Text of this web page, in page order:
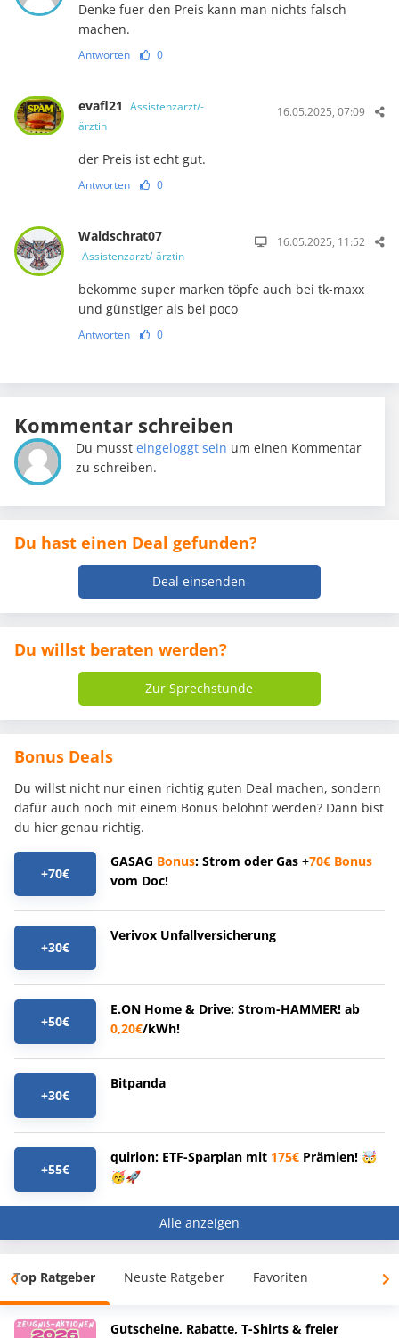
Denke fuer den Preis kann man nichts falsch
machen.
Antworten 0
evafl21 Assistenzarzt/-
ärztin
16.05.2025, 07:09
der Preis ist echt gut.
Antworten 0
Waldschrat07
Assistenzarzt/-ärztin
16.05.2025, 11:52
bekomme super marken töpfe auch bei tk-maxx
und günstiger als bei poco
Antworten 0
Kommentar schreiben
Du mussteingeloggt sein um einen Kommentar
zu schreiben.
Du hast einen Deal gefunden?
Deal einsenden
Du willst beraten werden?
Zur Sprechstunde
Bonus Deals
Du willst nicht nur einen richtig guten Deal machen, sondern
dafür auch noch mit einem Bonus belohnt werden? Dann bist
du hier genau richtig.
+70€
GASAG Bonus: Strom oder Gas +70€ Bonus
vom Doc!
+30€
Verivox Unfallversicherung
+50€
E.ON Home & Drive: Strom-HAMMER! ab
0,20€/kWh!
+30€
Bitpanda
+55€
quirion: ETF-Sparplan mit 175€ Prämien! 🤯
🥳🚀
Alle anzeigen
Top Ratgeber Neuste Ratgeber Favoriten
Gutscheine, Rabatte, T-Shirts & freier